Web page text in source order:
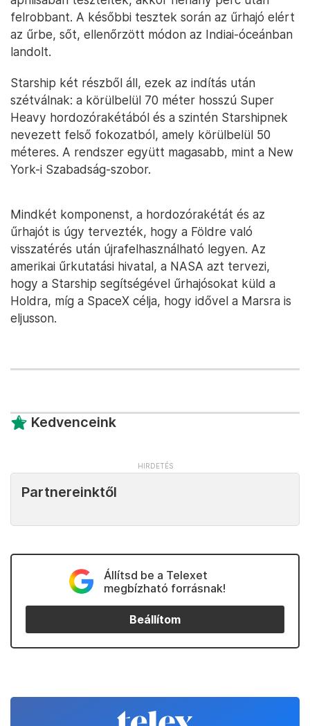
felrobbant. A későbbi tesztek során az űrhajó elért
az űrbe, sőt, ellenőrzött módon az Indiai-óceánban
landolt.
Starship két részből áll, ezek az indítás után
szétválnak: a körülbelül 70 méter hosszú Super
Heavy hordozórakétából és a szintén Starshipnek
nevezett felső fokozatból, amely körülbelül 50
méteres. A rendszer együtt magasabb, mint a New
York-i Szabadság-szobor.
Mindkét komponenst, a hordozórakétát és az
űrhajót is úgy tervezték, hogy a Földre való
visszatérés után újrafelhasználható legyen. Az
amerikai űrkutatási hivatal, a NASA azt tervezi,
hogy a Starship segítségével űrhajósokat küld a
Holdra, míg a SpaceX célja, hogy idővel a Marsra is
eljusson.
Kedvenceink
Partnereinktől
Állítsd be a Telexet
megbízható forrásnak!
Beállítom